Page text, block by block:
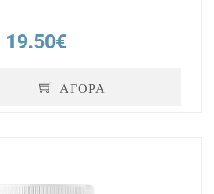
19.50€
ΑΓΟΡΑ